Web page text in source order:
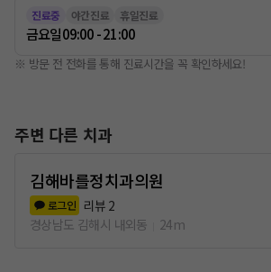
진료중 야간진료 휴일진료
금요일09:00 - 21:00
※ 방문 전 전화를 통해 진료시간을 꼭 확인하세요!
주변 다른 치과
김해바를정치과의원
로그인 리뷰 2
경상남도 김해시 내외동
24m